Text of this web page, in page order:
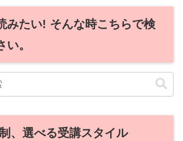
みたい! そんな時こちらで検
。
、選べる受講スタイル